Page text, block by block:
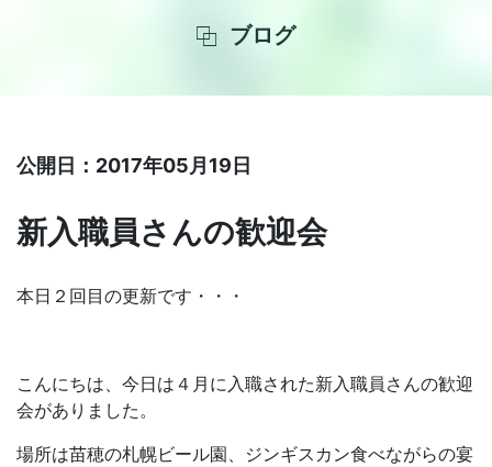
ブログ
公開日：2017年05月19日
新入職員さんの歓迎会
本日２回目の更新です・・・
こんにちは、今日は４月に入職された新入職員さんの歓迎
会がありました。
場所は苗穂の札幌ビール園、ジンギスカン食べながらの宴